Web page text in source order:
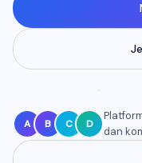
A B C D
dan